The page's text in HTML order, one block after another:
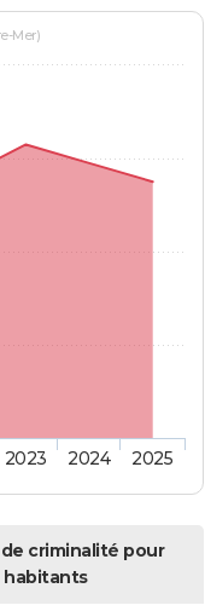
Mer)
2023 2024 2025
criminalité pour
habitants